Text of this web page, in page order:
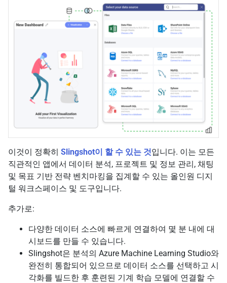
이것이 정확히 Slingshot이 할 수 있는 것입니다. 이는 모든
직관적인 앱에서 데이터 분석, 프로젝트 및 정보 관리, 채팅
및 목표 기반 전략 벤치마킹을 집계할 수 있는 올인원 디지
털 워크스페이스 및 도구입니다.
추가로:
다양한 데이터 소스에 빠르게 연결하여 몇 분 내에 대
시보드를 만들 수 있습니다.
Slingshot은 분석의 Azure Machine Learning Studio와
완전히 통합되어 있으므로 데이터 소스를 선택하고 시
각화를 빌드한 후 훈련된 기계 학습 모델에 연결할 수